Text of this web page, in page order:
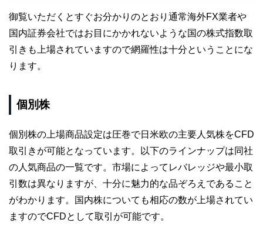
御覧いただくとすぐお分かりのとおり通常海外FX業者や
国内証券会社ではお目にかかれないような国の株式指数取
引きも上場されていますので網羅性は十分ということにな
ります。
個別株
個別株の上場商品設定は圧巻で日米欧の主要人気株をCFD
取引きが可能となっています。以下のラインナップは同社
の人気商品の一覧です。市場によってレバレッジや最小取
引数は異なりますが、十分に魅力的な品ぞろえであること
がわかります。国内株についても相応の数が上場されてい
ますのでCFDとして取引が可能です。